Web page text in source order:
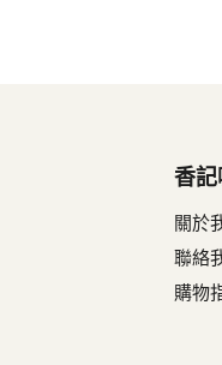
香
關於
聯絡
購物